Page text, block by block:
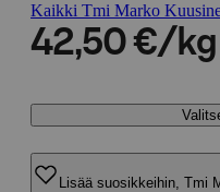
Kaikki Tmi Marko
42,50 €/kg
Lisää suosikkeihin, Tmi